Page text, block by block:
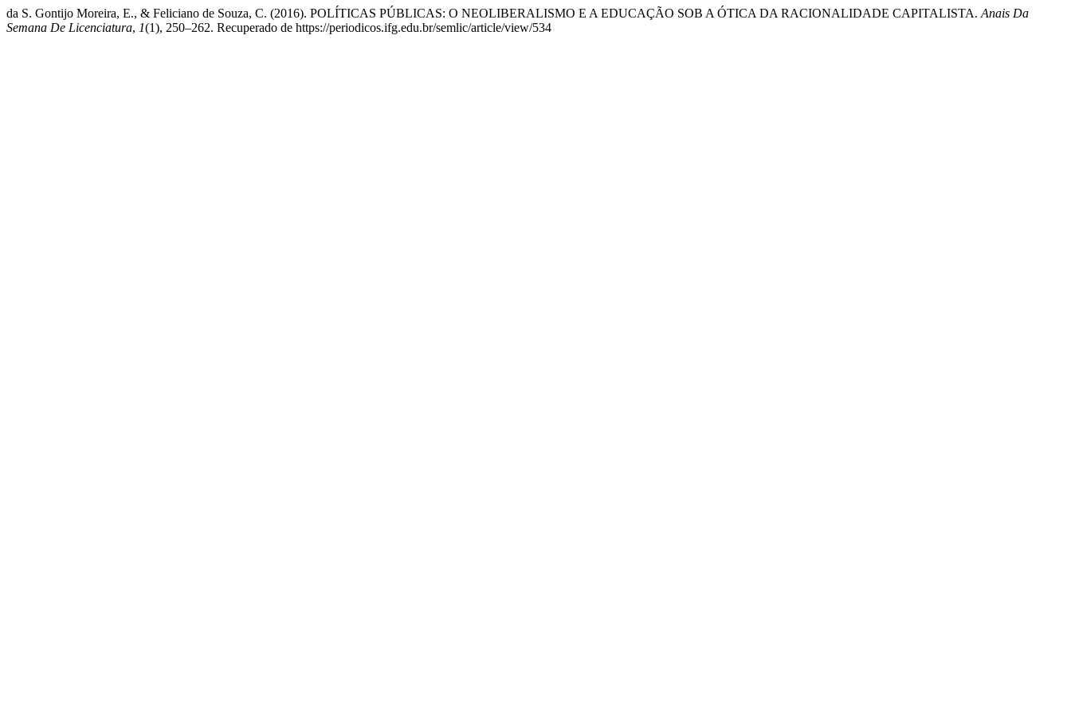
da S. Gontijo Moreira, E., & Feliciano de Souza, C. (2016). POLÍTICAS PÚBLICAS: O NEOLIBERALISMO E A EDUCAÇÃO SOB A ÓTICA DA RACIONALIDADE CAPITALISTA. Anais Da
Semana De Licenciatura, 1(1), 250–262. Recuperado de https://periodicos.ifg.edu.br/semlic/article/view/534